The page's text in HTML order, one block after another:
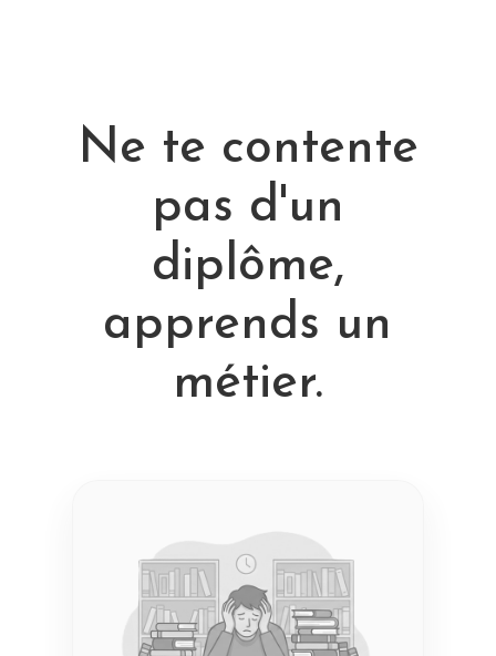
Ne te contente
pas d'un
diplôme,
apprends un
métier.